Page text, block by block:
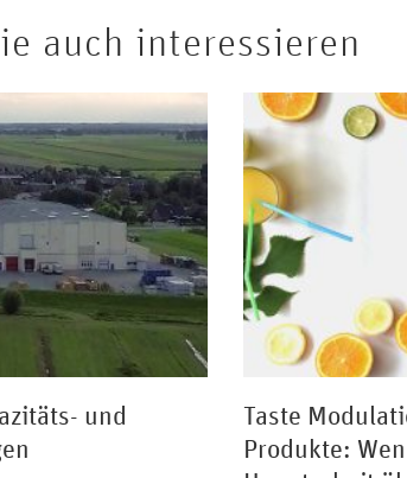
auch interessieren
und
Taste
Produkte: